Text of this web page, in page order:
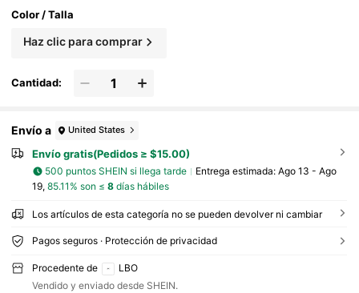
Color / Talla
Haz clic para comprar
Cantidad:
Envío a United States
Envío gratis(Pedidos ≥ $15.00)
500 puntos SHEIN si llega tarde Entrega estimada: Ago 13 - Ago
19, 85.11% son ≤ 8días hábiles
Los artículos de esta categoría no se pueden devolver ni cambiar
Pagos seguros · Protección de privacidad
Procedente de
LBO
Vendido y enviado desde SHEIN.